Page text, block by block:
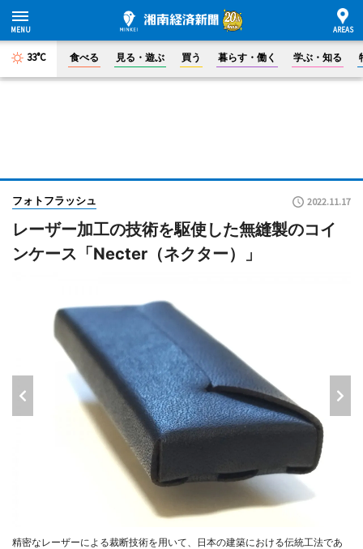
33°C 食べる 見る・遊ぶ 買う 暮らす・働く 学ぶ・知る
フォトフラッシュ 2022.11.17
レーザー加工の技術を駆使した無縫製のコイ
ンケース「Necter（ネクター）」
精密なレーザーによる裁断技術を用いて、日本の建築における伝統工法であ